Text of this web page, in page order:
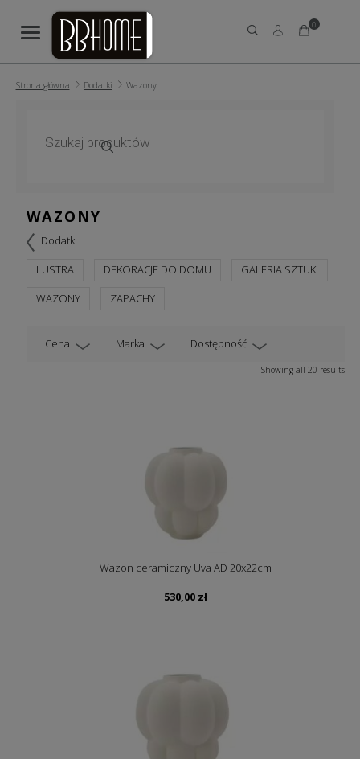
0
Strona główna Dodatki Wazony
produktów
WAZONY
Dodatki
LUSTRA DEKORACJE DO DOMU
GALERIA SZTUKI
WAZONY
ZAPACHY
Cena Marka Dostępność
Showing all 20 results
Wazon ceramiczny Uva AD 20x22cm
530,00 zł